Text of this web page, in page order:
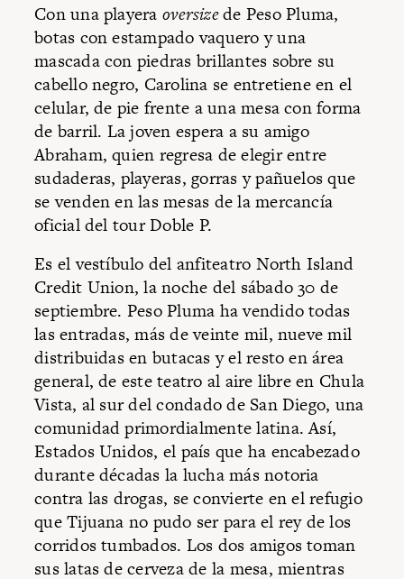
Con una playera oversizede Peso Pluma,
botas con estampado vaquero y una
mascada con piedras brillantes sobre su
cabello negro, Carolina se entretiene en el
celular, de pie frente a una mesa con forma
de barril. La joven espera a su amigo
Abraham, quien regresa de elegir entre
sudaderas, playeras, gorras y pañuelos que
se venden en las mesas de la mercancía
oficial del tour Doble P.
Es el vestíbulo del anfiteatro North Island
Credit Union, la noche del sábado 30 de
septiembre. Peso Pluma ha vendido todas
las entradas, más de veinte mil, nueve mil
distribuidas en butacas y el resto en área
general, de este teatro al aire libre en Chula
Vista, al sur del condado de San Diego, una
comunidad primordialmente latina. Así,
Estados Unidos, el país que ha encabezado
durante décadas la lucha más notoria
contra las drogas, se convierte en el refugio
que Tijuana no pudo ser para el rey de los
corridos tumbados. Los dos amigos toman
sus latas de cerveza de la mesa, mientras